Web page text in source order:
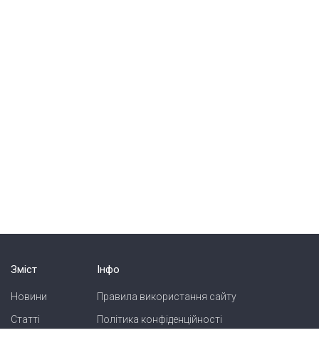
Зміст
Новини
Статті
Інфо
Правила використання сайту
Політика конфіденційності